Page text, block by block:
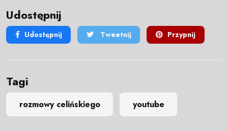
Udostępnij
Udostępnij Tweetnij Przypnij
Tagi
rozmowy celińskiego youtube